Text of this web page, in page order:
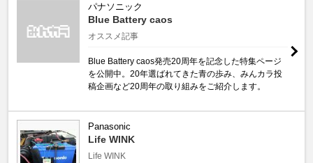
パナソニック
Blue Battery caos
オススメ記事
Blue Battery caos発売20周年を記念した特集ページ
を公開中。20年選ばれてきた青の歩み、みんカラ投
稿企画など20周年の取り組みをご紹介します。
Panasonic
Life WINK
Life WINK